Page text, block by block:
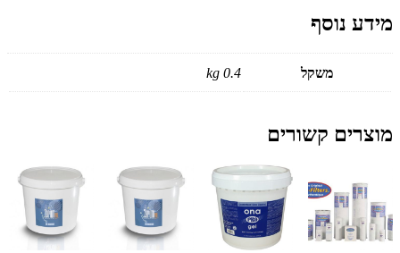
מידע נוסף
משקל 0.4 kg
מוצרים קשורים